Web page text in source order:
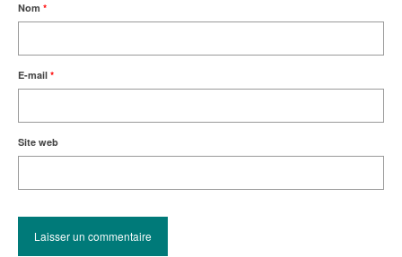
Nom *
E-mail *
Site web